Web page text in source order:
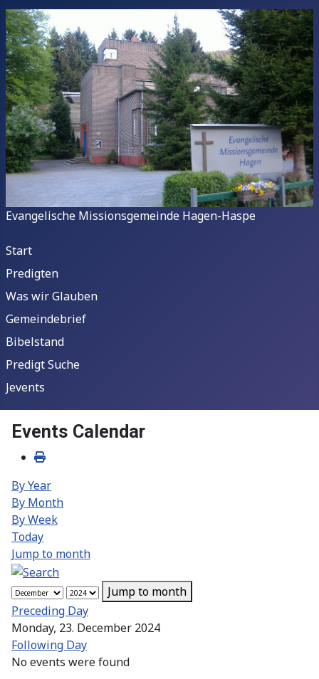
Evangelische Missionsgemeinde Hagen-Haspe
Start
Predigten
Was wir Glauben
Gemeindebrief
Bibelstand
Predigt Suche
Jevents
Events Calendar
By Year
By Month
By Week
Today
Jump to month
Jump to month
Preceding Day
Monday, 23. December 2024
Following Day
No events were found